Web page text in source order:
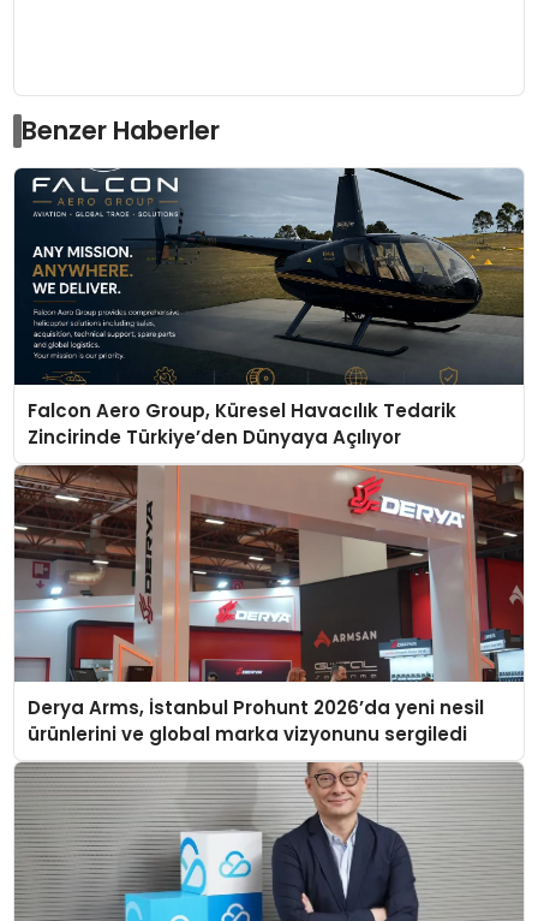
Benzer Haberler
Falcon Aero Group, Küresel Havacılık Tedarik
Zincirinde Türkiye’den Dünyaya Açılıyor
Derya Arms, İstanbul Prohunt 2026’da yeni nesil
ürünlerini ve global marka vizyonunu sergiledi